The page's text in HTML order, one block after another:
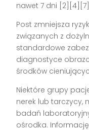
nawet 7 dni
Post zmniejsza
związanych z
standardowe
diagnostyce
środków
Niektóre grupy
nerek lub
badań
ośrodka.